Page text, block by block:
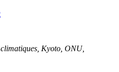
Kyoto, ONU,